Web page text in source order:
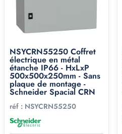
NSYCRN55250 Coffret
électrique en métal
étanche IP66 - HxLxP
500x500x250mm - Sans
plaque de montage -
Schneider Spacial CRN
réf : NSYCRN55250